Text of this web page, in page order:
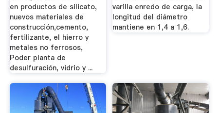
en productos de silicato,
nuevos materiales de
construcción,cemento,
fertilizante, el hierro y
metales no ferrosos,
Poder planta de
desulfuración, vidrio y ...
varilla enredo de carga, la
longitud del diámetro
mantiene en 1,4 a 1,6.